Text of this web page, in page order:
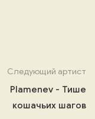
Следующий артист
Plamenev - Тише
кошачьих шагов